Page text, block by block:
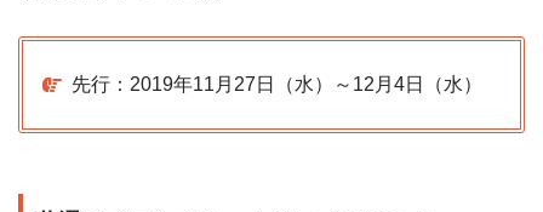
先行：2019年11月27日（水）～12月4日（水）